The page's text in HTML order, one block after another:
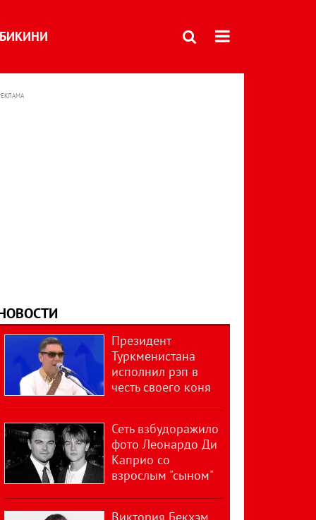
БИКИНИ
Президент
Туркменистана
исполнил рэп в
честь своего коня
Сеть взбудоражило
фото Леонардо Ди
Каприо со
взрослым "сыном"